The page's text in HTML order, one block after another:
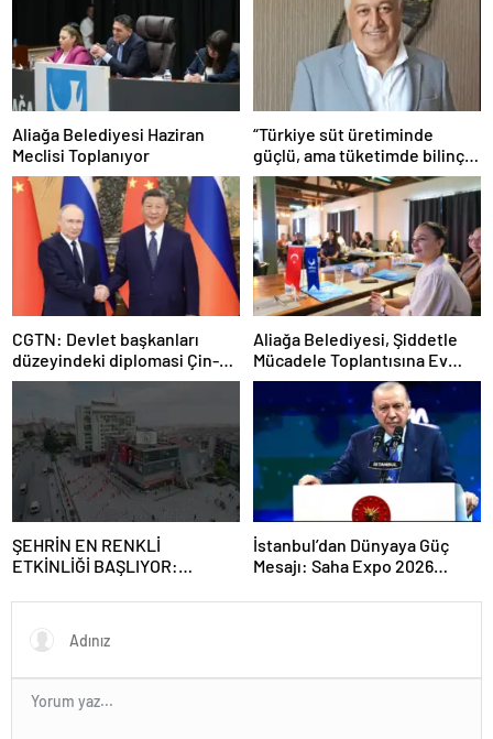
Aliağa Belediyesi Haziran
Meclisi Toplanıyor
“Türkiye süt üretiminde
güçlü, ama tüketimde bilinç
şart”
CGTN: Devlet başkanları
düzeyindeki diplomasi Çin-
Rusya arasındaki büyüyen
ortaklığı güçlendiriyor
Aliağa Belediyesi, Şiddetle
Mücadele Toplantısına Ev
Sahipliği Yaptı
ŞEHRİN EN RENKLİ
ETKİNLİĞİ BAŞLIYOR:
FESTİVALİ” HEYECANI
GAZİOSMANPAŞA’DA
YAŞANACAK
İstanbul’dan Dünyaya Güç
Mesajı: Saha Expo 2026